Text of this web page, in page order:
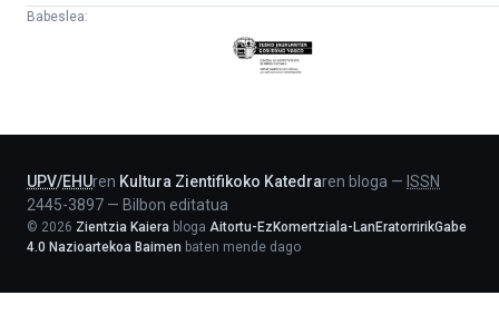
Babeslea:
Eusko
Jaurlaritza
UPV/EHUren Kultura Zientifikoko Katedraren bloga — ISSN
2445-3897 — Bilbon editatua
© 2026 Zientzia Kaiera bloga Aitortu-EzKomertziala-LanEratorririkGabe
4.0 Nazioartekoa Baimen baten mende dago